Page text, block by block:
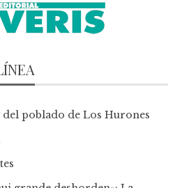
poblado de Los Hurones